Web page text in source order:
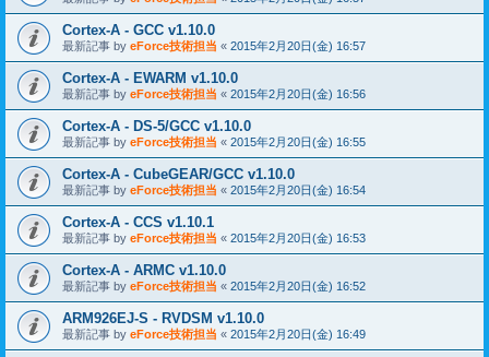
Cortex-A - GCC v1.10.0
最新記事 by eForce技術担当 « 2015年2月20日(金) 16:57
Cortex-A - EWARM v1.10.0
最新記事 by eForce技術担当 « 2015年2月20日(金) 16:56
Cortex-A - DS-5/GCC v1.10.0
最新記事 by eForce技術担当 « 2015年2月20日(金) 16:55
Cortex-A - CubeGEAR/GCC v1.10.0
最新記事 by eForce技術担当 « 2015年2月20日(金) 16:54
Cortex-A - CCS v1.10.1
最新記事 by eForce技術担当 « 2015年2月20日(金) 16:53
Cortex-A - ARMC v1.10.0
最新記事 by eForce技術担当 « 2015年2月20日(金) 16:52
ARM926EJ-S - RVDSM v1.10.0
最新記事 by eForce技術担当 « 2015年2月20日(金) 16:49